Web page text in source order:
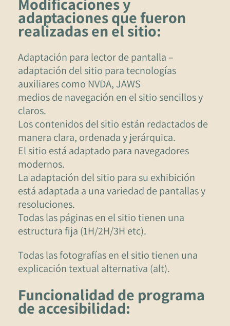
Modificaciones y
adaptaciones que fueron
realizadas en el sitio:
Adaptación para lector de pantalla –
adaptación del sitio para tecnologías
auxiliares como NVDA, JAWS
medios de navegación en el sitio sencillos y
claros.
Los contenidos del sitio están redactados de
manera clara, ordenada y jerárquica.
El sitio está adaptado para navegadores
modernos.
La adaptación del sitio para su exhibición
está adaptada a una variedad de pantallas y
resoluciones.
Todas las páginas en el sitio tienen una
estructura fija (1H/2H/3H etc).
Todas las fotografías en el sitio tienen una
explicación textual alternativa (alt).
Funcionalidad de programa
de accesibilidad: